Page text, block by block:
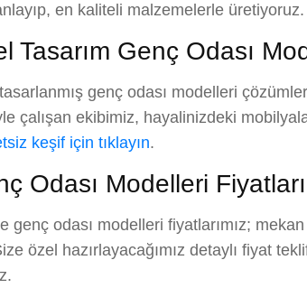
en kaliteli malzemelerle üretiyoruz.
Tasarım Genç Odası
genç odası modelleri
çalışan ekibimiz, hayalinizdeki
keşif için tıklayın.
Odası Modelleri Fiyatları
genç odası modelleri fiyatlarımız;
özel hazırlayacağımız detaylı fiyat